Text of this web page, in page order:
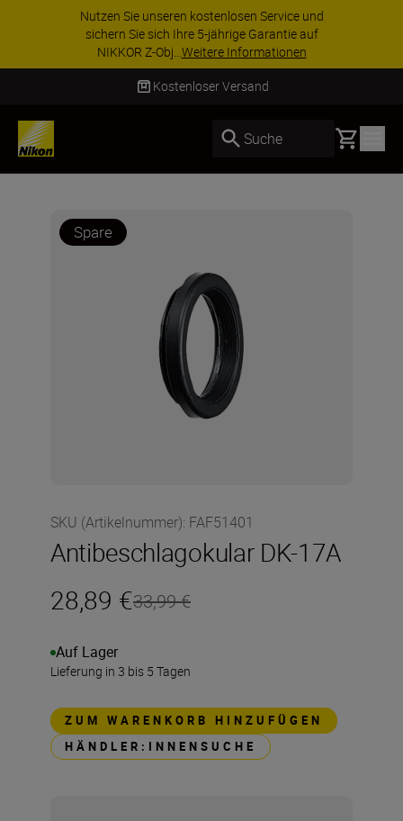
Nutzen Sie unseren kostenlosen Service und
sichern Sie sich Ihre 5-jährige Garantie auf
NIKKOR Z-Obj...Weitere Informationen
Kostenloser Versand
Suche Basket
Spare
SKU (Artikelnummer): FAF51401
Antibeschlagokular DK-17A
28,89 €33,99 €
Auf Lager
Lieferung in 3 bis 5 Tagen
ZUM WARENKORB HINZUFÜGEN
HÄNDLER:INNENSUCHE